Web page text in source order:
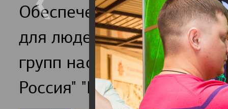
Обеспечение
для людей с
групп населения
Россия" "Единая страна-